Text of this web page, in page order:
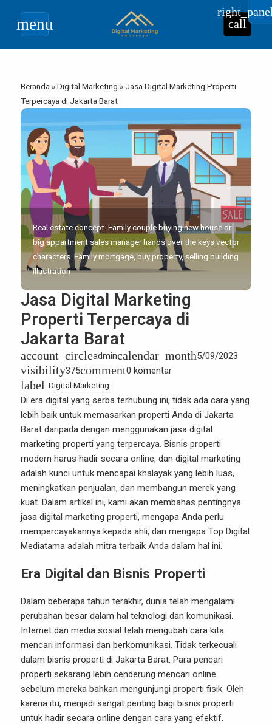
menu call
Beranda »Digital Marketing » Jasa Digital Marketing Properti
Terpercaya di Jakarta Barat
Real estate concept. Family couple buying new house or
big appartment sales manager hands over the keys vector
characters. Family mortgage, buy property, selling building
illustration
Jasa Digital Marketing
Properti Terpercaya di
Jakarta Barat
account_circleadmincalendar_month5/09/2023
visibility375comment0 komentar
label Digital Marketing
Di era digital yang serba terhubung ini, tidak ada cara yang
lebih baik untuk memasarkan properti Anda di Jakarta
Barat daripada dengan menggunakan jasa digital
marketing properti yang terpercaya. Bisnis properti
modern harus hadir secara online, dan digital marketing
adalah kunci untuk mencapai khalayak yang lebih luas,
meningkatkan penjualan, dan membangun merek yang
kuat. Dalam artikel ini, kami akan membahas pentingnya
jasa digital marketing properti, mengapa Anda perlu
mempercayakannya kepada ahli, dan mengapa Top Digital
Mediatama adalah mitra terbaik Anda dalam hal ini.
Era Digital dan Bisnis Properti
Dalam beberapa tahun terakhir, dunia telah mengalami
perubahan besar dalam hal teknologi dan komunikasi.
Internet dan media sosial telah mengubah cara kita
mencari informasi dan berkomunikasi. Tidak terkecuali
dalam bisnis properti di Jakarta Barat. Para pencari
properti sekarang lebih cenderung mencari online
sebelum mereka bahkan mengunjungi properti fisik. Oleh
karena itu, menjadi sangat penting bagi bisnis properti
untuk hadir secara online dengan cara yang efektif.